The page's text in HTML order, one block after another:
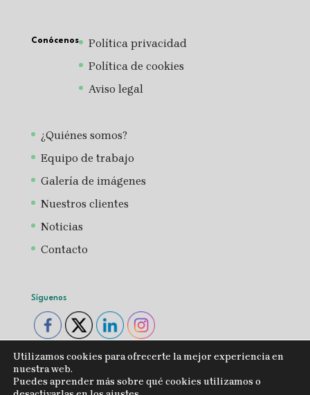
Conócenos
Política privacidad
Política de cookies
Aviso legal
¿Quiénes somos?
Equipo de trabajo
Galería de imágenes
Nuestros clientes
Noticias
Contacto
Síguenos
Utilizamos cookies para ofrecerte la mejor experiencia en
nuestra web.
Puedes aprender más sobre qué cookies utilizamos o